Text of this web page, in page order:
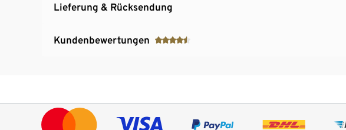
Lieferung & Rücksendung
Kundenbewertungen